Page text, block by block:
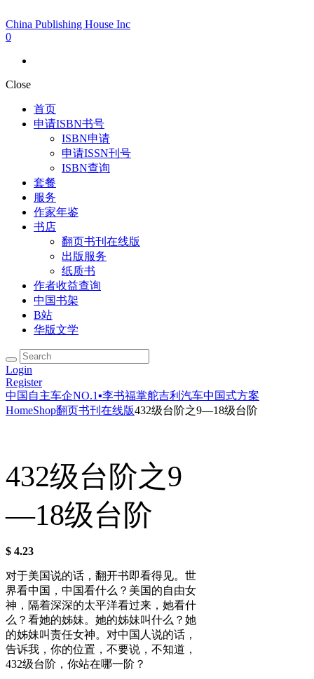
China Publishing House Inc
0
Close
首页
申请ISBN书号
ISBN申请
申请ISSN刊号
ISBN查询
套餐
服务
作家年鉴
书店
翻页书刊在线版
出版服务
纸质书
作者收益查询
中国书架
B站
华版文学
Login
Register
中国自主车企NO.1▪李书福掌舵吉利汽车中国式方案
HomeShop翻页书刊在线版432级台阶之9—18级台阶
432级台阶之9
—18级台阶
$ 4.23
对于美国说的话，翻开书即看得见。世
界看中国，中国看什么？美国的自由女
神，隔着深深的太平洋看过来，她看什
么？看她的姊妹。她的姊妹叫什么？她
的姊妹叫责任女神。对中国人说的话，
告诉我，你的位置，不要说，不知道，
432级台阶，你站在哪一阶？